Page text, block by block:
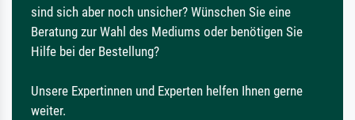
sind sich aber noch unsicher? Wünschen Sie eine
Beratung zur Wahl des Mediums oder benötigen Sie
Hilfe bei der Bestellung?
Unsere Expertinnen und Experten helfen Ihnen gerne
weiter.